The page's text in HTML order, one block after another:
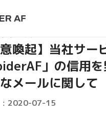
リース
意喚起】当社サー
」の信用
メールに関して
: 2020-07-15